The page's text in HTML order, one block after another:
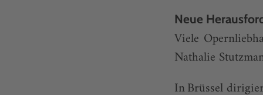
Neue
Viele
Nathalie
In Brüssel